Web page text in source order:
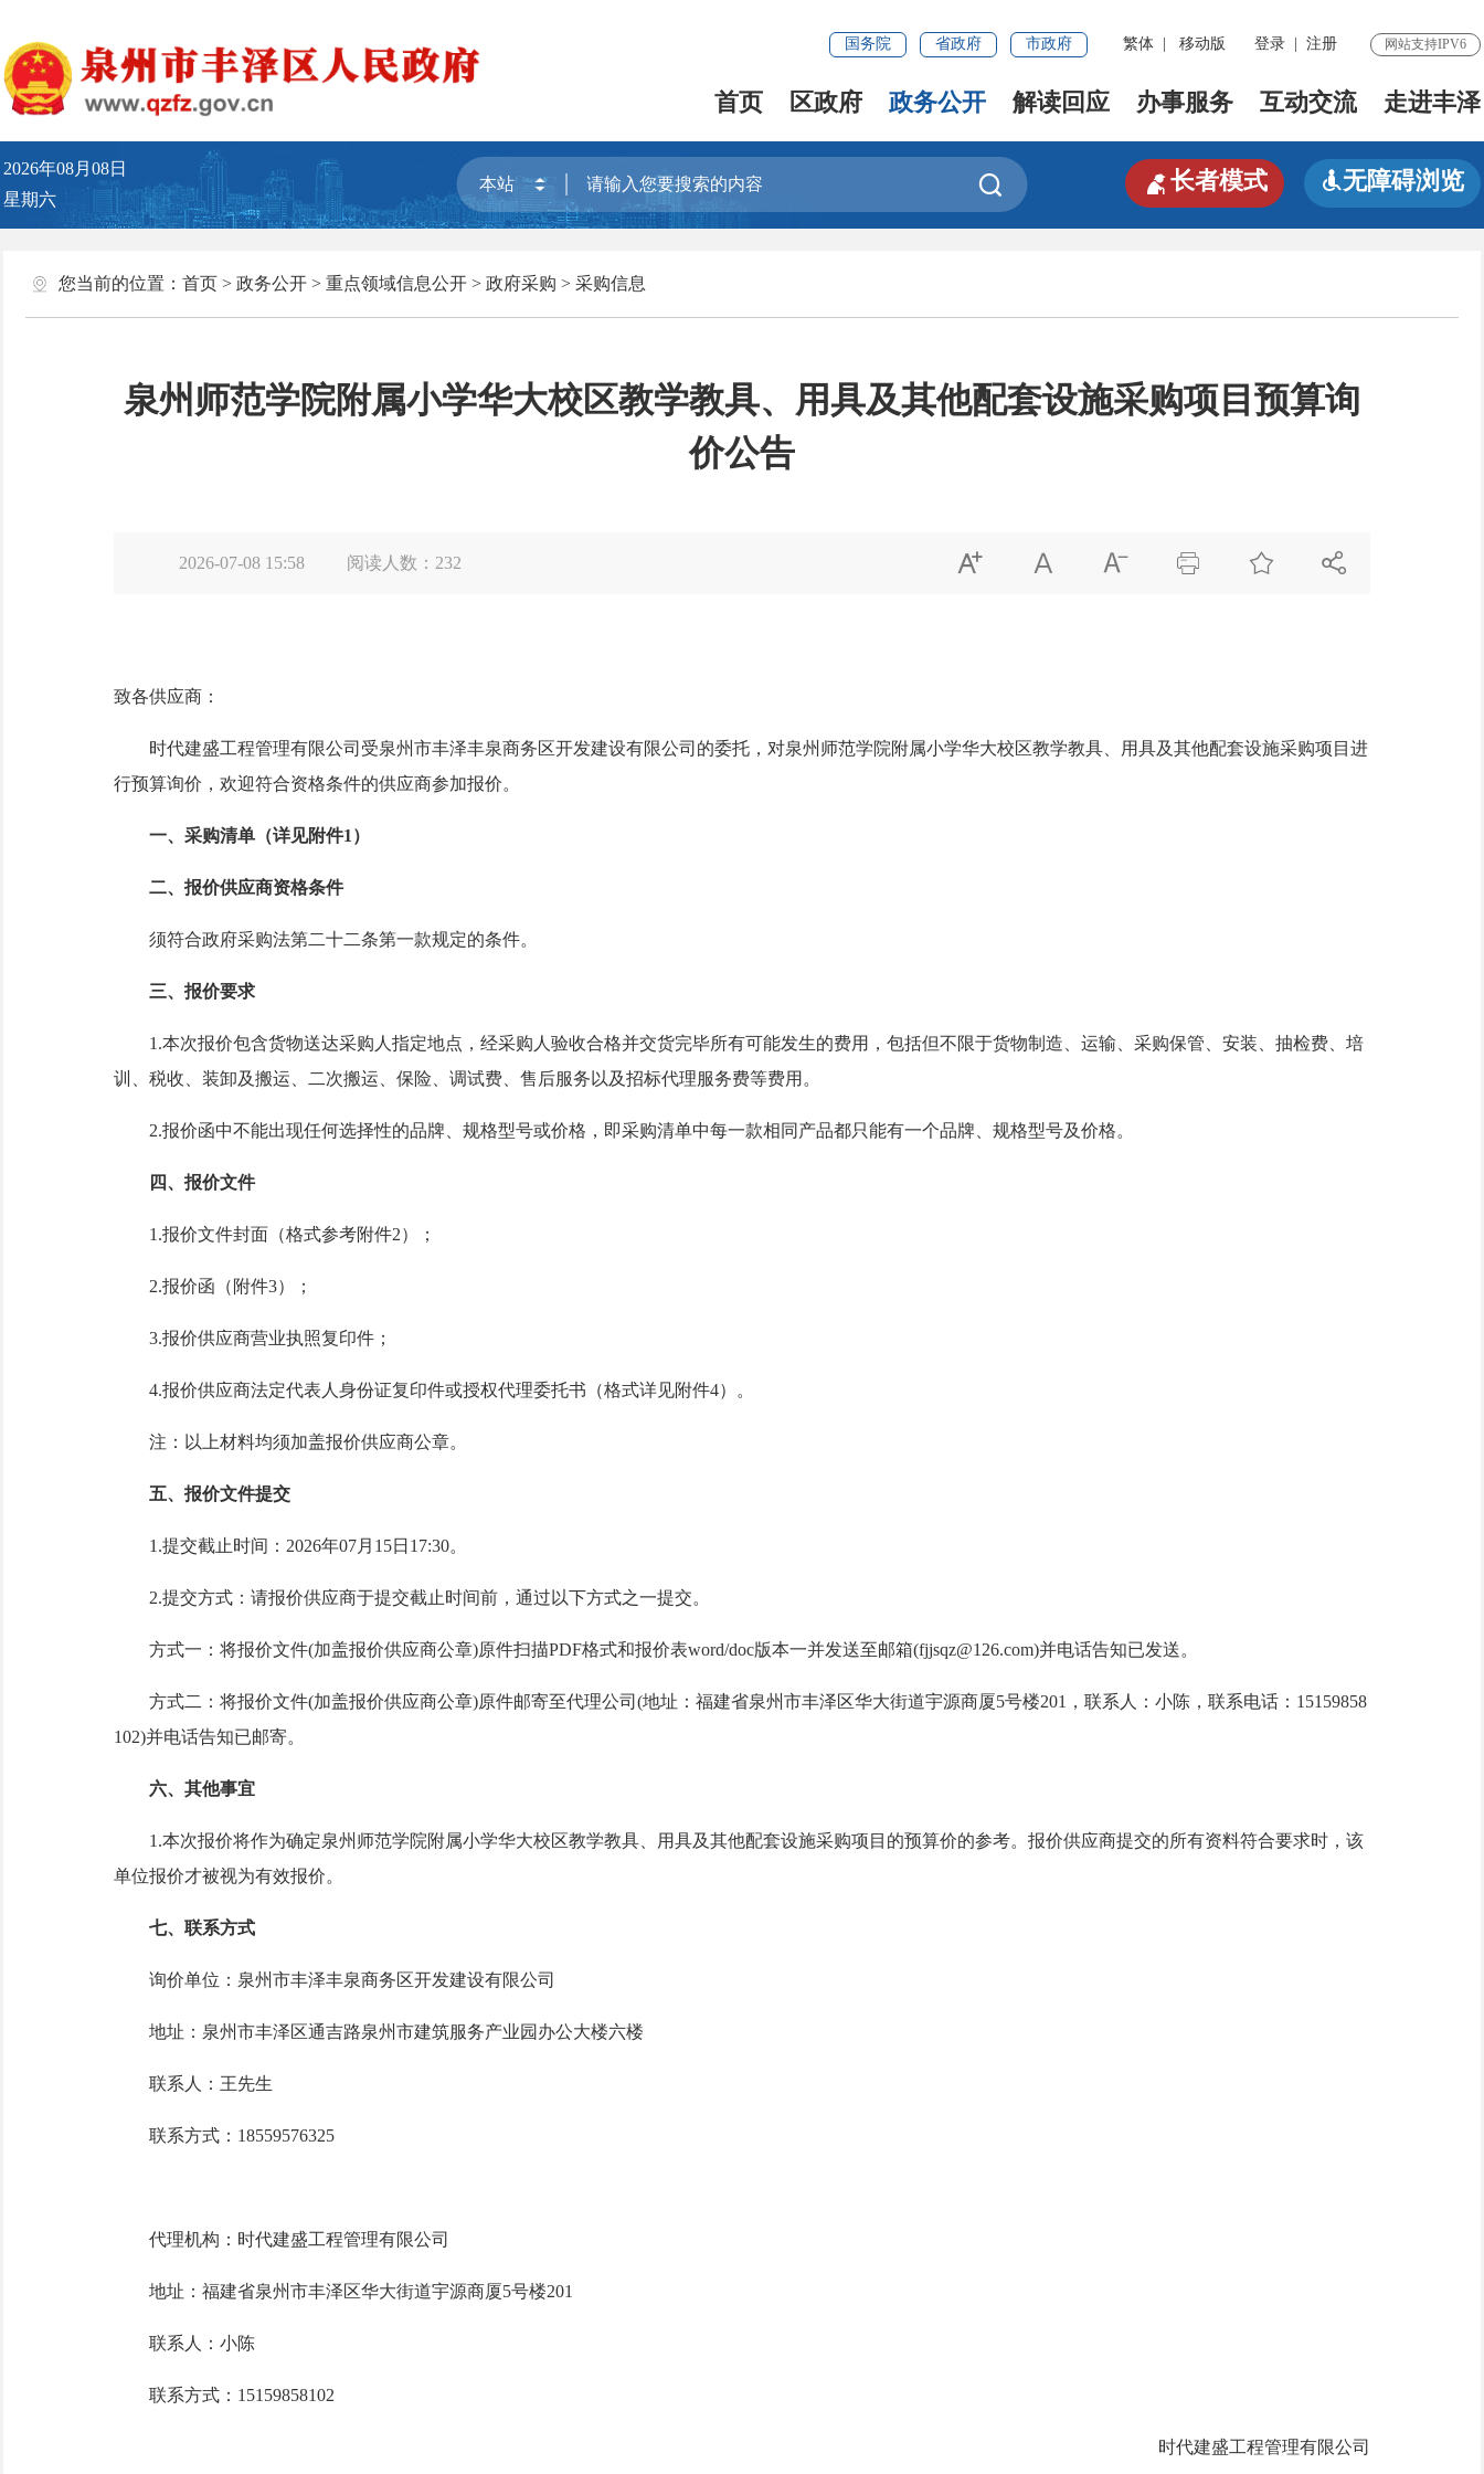
国务院 省政府 市政府 繁体 移动版 登录 注册 网站支持IPV6
首页 区政府 政务公开 解读回应 办事服务 互动交流 走进丰泽
2026年08月08日
星期六
 长者模式 无障碍浏览
您当前的位置： 首页> 政务公开> 重点领域信息公开> 政府采购 > 采购信息
泉州师范学院附属小学华大校区教学教具、用具及其他配套设施采购项目预算询
价公告
2026-07-08 15:58 阅读人数： 232      
致各供应商：
时代建盛工程管理有限公司受泉州市丰泽丰泉商务区开发建设有限公司 的委托，对泉州师范学院附属小学华大校区教学教具、用具及其他配套设施采购项目 进
行预算询价，欢迎符合资格条件的供应商参加报价。
一、 采购清单（详见附件1）
二、 报价供应商资格条件
须符合政府采购法第二十二条第一款规定的条件。
三、报价要求
1.本次报价包含货物送达采购人指定地点，经采购人验收合格并交货完毕所有可能发生的费用，包括但不限于货物制造、运输、采购保管、安装、抽检费、培
训、税收、装卸及搬运、二次搬运、保险、调试费、售后服务以及招标代理服务费等费用 。
2.报价函中不能出现任何选择性的品牌、规格型号或价格 ，即采购清单中每一款相同产品都只能有一个品牌、规格型号及价格。
四、报价文件
1.报价文件封面（格式参考附件2）；
2.报价函（附件3）；
3.报价供应商营业执照复印件；
4.报价供应商法定代表人身份证复印件或授权代理委托书（格式详见附件4） 。
注：以上材料均须加盖报价供应商公章。
五、报价文件提交
1.提交截止时间：2026年07月 15日 17:30。
2.提交方式： 请报价供应商于提交截止时间前，通过以下方式之一提交。
方式一 ： 将报价文件(加盖报价供应商公章)原件扫描PDF格式和报价表word/doc版本一并发送至邮箱(fjjsqz@126.com)并电话告知已发送。
方式二 ： 将报价文件(加盖报价供应商公章)原件邮寄至代理公司(地址：福建省泉州市丰泽区华大街道宇源商厦5号楼201，联系人：小陈，联系电话：15159858
102)并电话告知已邮寄。
六、 其他事宜
1.本次报价将作为确定泉州师范学院附属小学华大校区教学教具、用具及其他配套设施采购项目 的预算价的参考。 报价供应商提交的所有资料符合要求时，该
单位报价才被视为有效报价。
七、联系方式
询价单位 ：泉州市丰泽丰泉商务区开发建设有限公司
地址 ：泉州市丰泽区通吉路泉州市建筑服务产业园办公大楼六楼
联系人 ： 王先生
联系方式： 18559576325
代理机构 ： 时代建盛工程管理有限公司
地址 ： 福建省泉州市丰泽区华大街道宇源商厦5号楼201
联系人 ： 小陈
联系方式： 15159858102
时代建盛工程管理有限公司